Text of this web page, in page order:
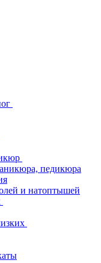
педикюра
и натоптышей